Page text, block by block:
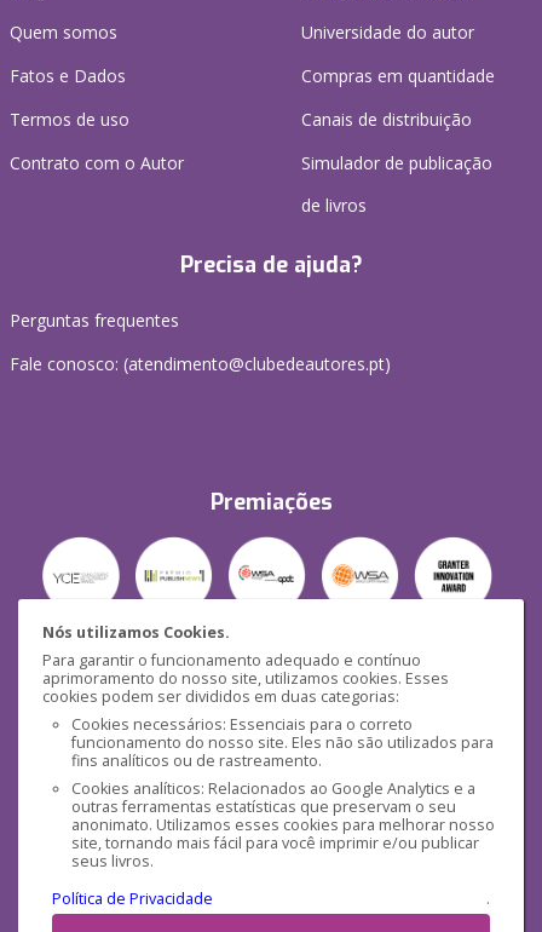
Nós utilizamos Cookies.
Para garantir o funcionamento adequado e contínuo
aprimoramento do nosso site, utilizamos cookies. Esses
cookies podem ser divididos em duas categorias:
Cookies necessários: Essenciais para o correto
funcionamento do nosso site. Eles não são utilizados para
fins analíticos ou de rastreamento.
Cookies analíticos: Relacionados ao Google Analytics e a
outras ferramentas estatísticas que preservam o seu
anonimato. Utilizamos esses cookies para melhorar nosso
site, tornando mais fácil para você imprimir e/ou publicar
seus livros.
Política de Privacidade
.
Quem somos
Fatos e Dados
Termos de uso
Contrato com o Autor
Universidade do autor
Compras em quantidade
Canais de distribuição
Simulador de publicação
de livros
Precisa de ajuda?
Perguntas frequentes
Fale conosco: (atendimento@clubedeautores.pt)
Premiações
Segurança
Mídias Sociais